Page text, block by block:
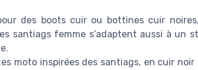
des boots cuir ou bottines cuir
santiags femme s’adaptent aussi à un
moto inspirées des santiags, en cuir noir